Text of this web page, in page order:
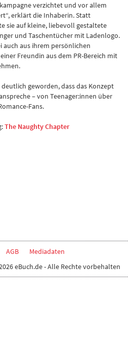
verzichtet und vor allem
erklärt die Inhaberin. Statt
sie auf kleine, liebevoll gestaltete
und Taschentücher mit Ladenlogo.
aus ihrem persönlichen
Freundin aus dem PR-Bereich mit
geworden, dass das Konzept
– von Teenager:innen über
Fans.
The Naughty Chapter
AGB
Mediadaten
eBuch.de - Alle Rechte vorbehalten